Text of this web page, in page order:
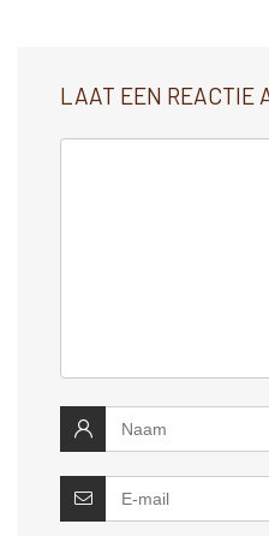
LAAT EEN REACTIE